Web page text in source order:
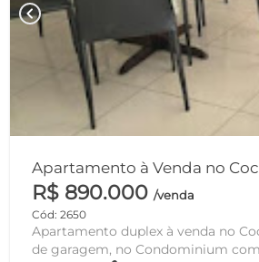
chevron_left
Apartamento à Venda no
R$ 890.000 /venda
Cód: 2650
Apartamento duplex à venda no
de garagem, no Condominium com